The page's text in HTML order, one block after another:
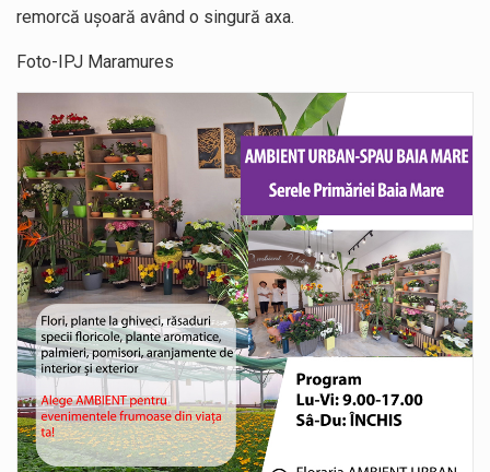
remorcă uşoară având o singură axa.
Foto-IPJ Maramures